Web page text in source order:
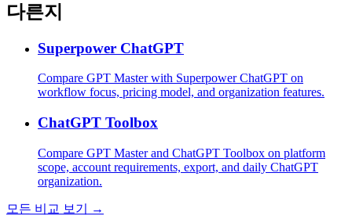
다른지
Superpower ChatGPT
Compare GPT Master with Superpower ChatGPT on
workflow focus, pricing model, and organization features.
ChatGPT Toolbox
Compare GPT Master and ChatGPT Toolbox on platform
scope, account requirements, export, and daily ChatGPT
organization.
모든 비교 보기 →